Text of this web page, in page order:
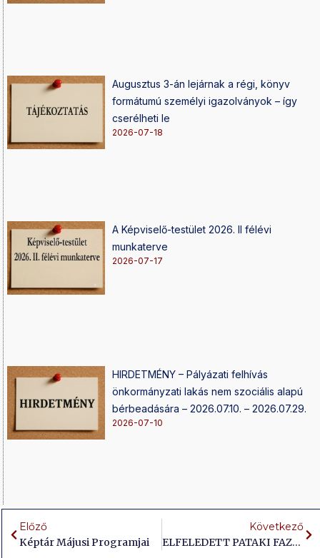
Augusztus 3-án lejárnak a régi, könyv
formátumú személyi igazolványok – így
cserélheti le
2026-07-18
A Képviselő-testület 2026. II félévi
munkaterve
2026-07-17
HIRDETMÉNY – Pályázati felhívás
önkormányzati lakás nem szociális alapú
bérbeadására – 2026.07.10. – 2026.07.29.
2026-07-10
Előző
Képtár Májusi Programjai
Következő
ELFELEDETT PATAKI FAZEKASOK NYOMÁBAN – MEGHÍVÓ MÁJUS 09.